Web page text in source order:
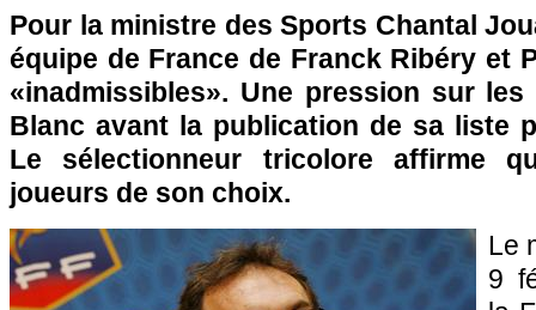
Pour la ministre des Sports Chantal
équipe de France de Franck Ribéry et
«inadmissibles». Une pression sur
Blanc avant la publication de sa liste
Le sélectionneur tricolore affirme
joueurs de son choix.
Le
9